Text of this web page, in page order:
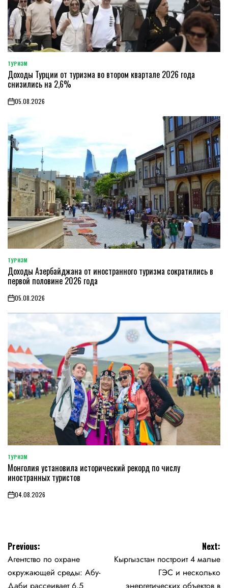
POSTED
IN
ТУРИЗМ
Доходы Турции от туризма во втором квартале 2026 года
снизились на 2,6%
on05.08.2026
POSTED
IN
ТУРИЗМ
Доходы Азербайджана от иностранного туризма сократились в
первой половине 2026 года
on05.08.2026
POSTED
IN
ТУРИЗМ
Монголия установила исторический рекорд по числу
иностранных туристов
on04.08.2026
Навигация
по
Previous:
Агентство по охране
окружающей среды: Абу-
Next:
Кыргызстан построит 4 малые
ГЭС и несколько